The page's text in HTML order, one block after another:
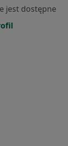
jest dostępne